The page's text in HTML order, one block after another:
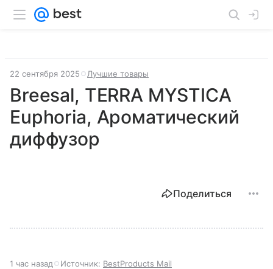
22 сентября 2025 Лучшие товары
Breesal, TERRA MYSTICA
Euphoria, Ароматический
диффузор
Поделиться
1 час назад Источник: BestProducts Mail